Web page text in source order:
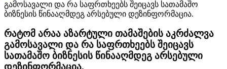
რატომ არაა აზარტული თამაშების აკრძალვა
გამოსავალი და რა საფრთხეებს შეიცავს
სათამაშო ბიზნესის წინააღმდეგ არსებული
დეზინფორმაცია.